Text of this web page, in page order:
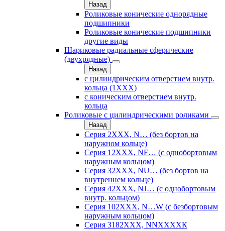
Назад
Роликовые конические однорядные
подшипники
Роликовые конические подшипники
другие виды
Шариковые радиальные сферические
(двухрядные)
Назад
с цилиндрическим отверстием внутр.
кольца (1ХХХ)
с коническим отверстием внутр.
кольца
Роликовые с цилиндрическими роликами
Назад
Серия 2ХХХ, N… (без бортов на
наружном кольце)
Серия 12ХХХ, NF… (с однобортовым
наружным кольцом)
Серия 32ХХХ, NU… (без бортов на
внутреннем кольце)
Серия 42ХХХ, NJ… (с однобортовым
внутр. кольцом)
Серия 102ХХХ, N…W (с безбортовым
наружным кольцом)
Серия 3182ХХХ, NNХХХХК